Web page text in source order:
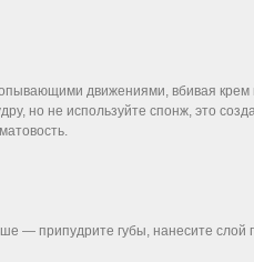
движениями, вбивая
но не используйте спонж, это
— припудрите губы, нанесите